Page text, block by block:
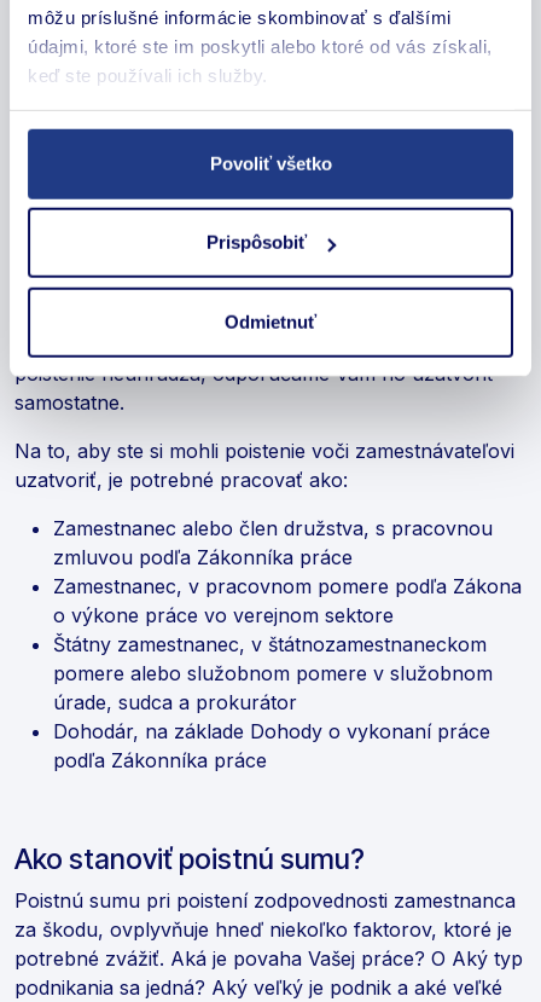
môžu príslušné informácie skombinovať s ďalšími
údajmi, ktoré ste im poskytli alebo ktoré od vás získali,
keď ste používali ich služby.
Povoliť všetko
Prispôsobiť
Odmietnuť
straty
Iné škody – špecifické škody, ktoré súvisia od
konkrétnej povahy Vašej práce a pracovného
prostredia
Kto môže uzavrieť poistenie
zodpovednosti zamestnanca?
Poistenie zodpovednosti zamestnanca môže za svojich
zamestnancov uzatvoriť aj zamestnávateľ, avšak nie je
poistenie neuhrádza, odporúčame Vám ho uzatvoriť
samostatne.
Na to, aby ste si mohli poistenie voči zamestnávateľovi
uzatvoriť, je potrebné pracovať ako:
Zamestnanec alebo člen družstva, s pracovnou
zmluvou podľa Zákonníka práce
Zamestnanec, v pracovnom pomere podľa Zákona
o výkone práce vo verejnom sektore
Štátny zamestnanec, v štátnozamestnaneckom
pomere alebo služobnom pomere v služobnom
úrade, sudca a prokurátor
Dohodár, na základe Dohody o vykonaní práce
podľa Zákonníka práce
Ako stanoviť poistnú sumu?
Poistnú sumu pri poistení zodpovednosti zamestnanca
za škodu, ovplyvňuje hneď niekoľko faktorov, ktoré je
potrebné zvážiť. Aká je povaha Vašej práce? O Aký typ
podnikania sa jedná? Aký veľký je podnik a aké veľké